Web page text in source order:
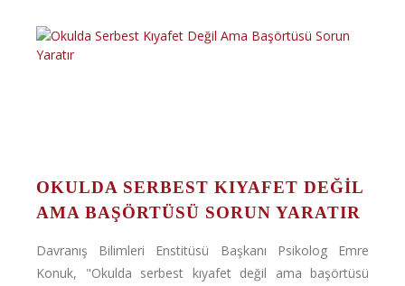
OKULDA SERBEST KIYAFET DEĞIL
AMA BAŞÖRTÜSÜ SORUN YARATIR
Davranış Bilimleri Enstitüsü Başkanı Psikolog Emre
Konuk, "Okulda serbest kıyafet değil ama başörtüsü